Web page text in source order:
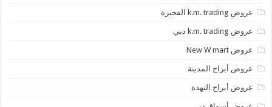
عروض k.m. trading الفجيرة
عروض k.m. trading دبي
عروض New W mart
عروض أبراج المدينة
عروض أبراج النهدة